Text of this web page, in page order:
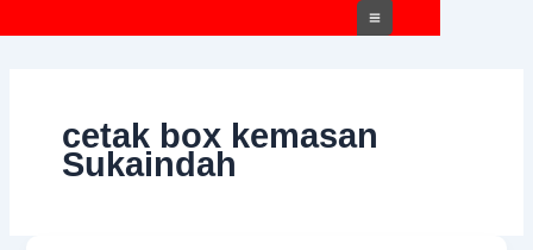
to
cetak box kemasan
Sukaindah